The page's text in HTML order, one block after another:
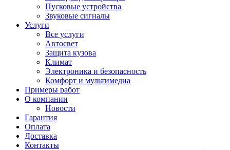
Пусковые устройства
Звуковые сигналы
Услуги
Все услуги
Автосвет
Защита кузова
Климат
Электроника и безопасность
Комфорт и мультимедиа
Примеры работ
О компании
Новости
Гарантия
Оплата
Доставка
Контакты